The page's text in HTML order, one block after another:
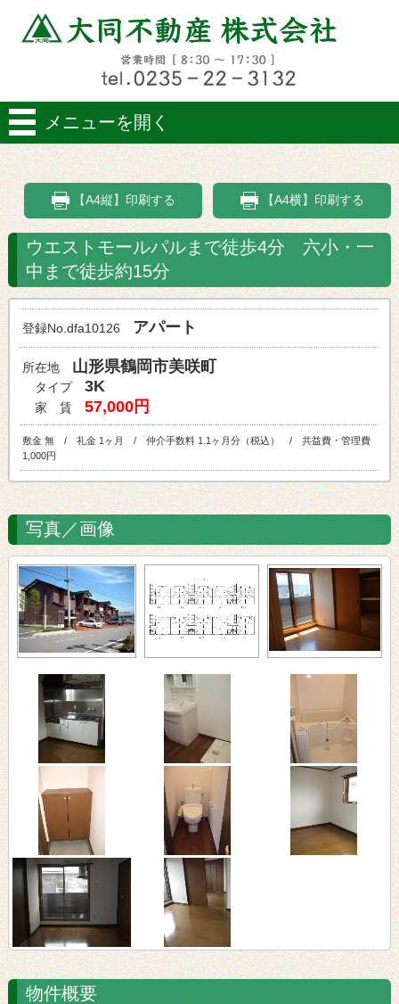
メニューを開く
【A4横】印刷する
【A4縦】印刷する
ウエストモールパルまで徒歩4分 六小・一
中まで徒歩約15分
登録No.dfa10126 アパート
所在地 山形県鶴岡市美咲町
タイプ 3K
家 賃 57,000円
敷金 無 / 礼金 1ヶ月 / 仲介手数料 1.1ヶ月分（税込） / 共益費・管理費
1,000円
写真／画像
物件概要